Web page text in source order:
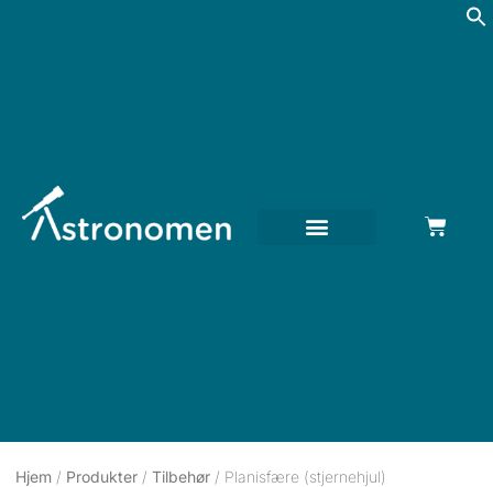
Hjem / Produkter / Tilbehør / Planisfære (stjernehjul)